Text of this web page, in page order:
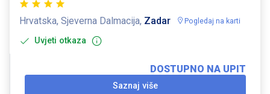
Hrvatska, Sjeverna Dalmacija, Zadar Pogledaj na karti
Uvjeti otkaza
DOSTUPNO NA UPIT
Saznaj više